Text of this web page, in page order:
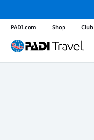
PADI.com Shop Club